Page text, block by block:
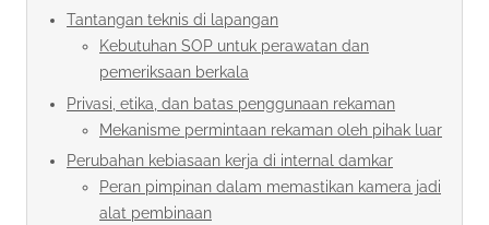
Tantangan teknis di lapangan
Kebutuhan SOP untuk perawatan dan
pemeriksaan berkala
Privasi, etika, dan batas penggunaan rekaman
Mekanisme permintaan rekaman oleh pihak luar
Perubahan kebiasaan kerja di internal damkar
Peran pimpinan dalam memastikan kamera jadi
alat pembinaan